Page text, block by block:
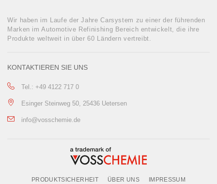
Wir haben im Laufe der Jahre Carsystem zu einer der führenden
Marken im Automotive Refinishing Bereich entwickelt, die ihre
Produkte weltweit in über 60 Ländern vertreibt.
KONTAKTIEREN SIE UNS
Tel.: +49 4122 717 0
Esinger Steinweg 50, 25436 Uetersen
info@vosschemie.de
PRODUKTSICHERHEIT ÜBER UNS IMPRESSUM